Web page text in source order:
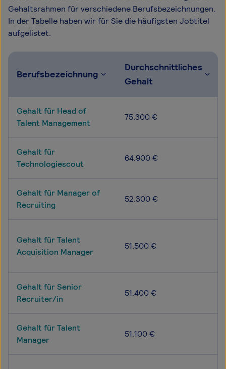
Gehaltsrahmen für verschiedene Berufsbezeichnungen.
In der Tabelle haben wir für Sie die häufigsten Jobtitel
aufgelistet.
Berufsbezeichnung
Durchschnittliches
Gehalt
Gehalt für Head of
Talent Management
75.300 €
Gehalt für
Technologiescout
64.900 €
Gehalt für Manager of
Recruiting
52.300 €
Gehalt für Talent
Acquisition Manager
51.500 €
Gehalt für Senior
Recruiter/in
51.400 €
Gehalt für Talent
Manager
51.100 €